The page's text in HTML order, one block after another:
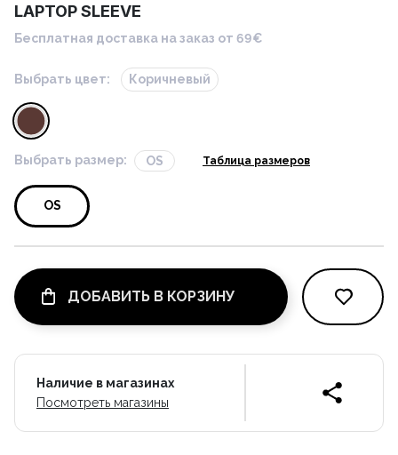
LAPTOP SLEEVE
Бесплатная доставка на заказ от 69€
Выбрать цвет: Коричневый
Выбрать размер: OS Таблица размеров
OS
ДОБАВИТЬ В КОРЗИНУ
Наличие в магазинах
Посмотреть магазины